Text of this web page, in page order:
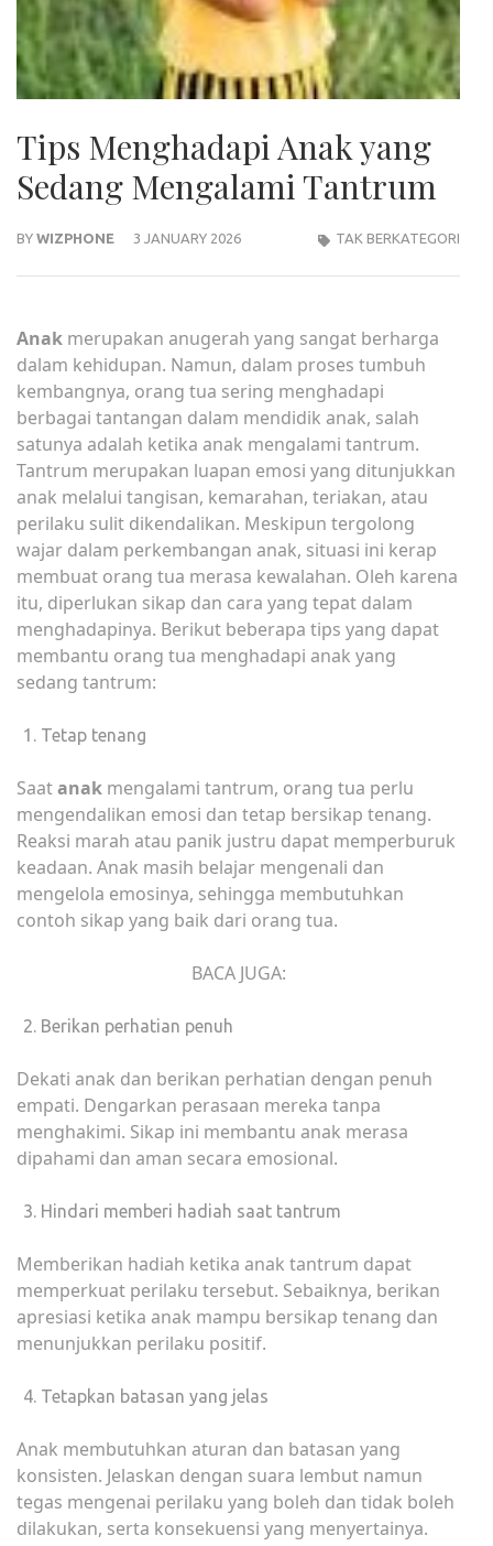
Tips Menghadapi Anak yang
Sedang Mengalami Tantrum
BY WIZPHONE 3 JANUARY 2026 TAK BERKATEGORI
Anak merupakan anugerah yang sangat berharga
dalam kehidupan. Namun, dalam proses tumbuh
kembangnya, orang tua sering menghadapi
berbagai tantangan dalam mendidik anak, salah
satunya adalah ketika anak mengalami tantrum.
Tantrum merupakan luapan emosi yang ditunjukkan
anak melalui tangisan, kemarahan, teriakan, atau
perilaku sulit dikendalikan. Meskipun tergolong
wajar dalam perkembangan anak, situasi ini kerap
membuat orang tua merasa kewalahan. Oleh karena
itu, diperlukan sikap dan cara yang tepat dalam
menghadapinya. Berikut beberapa tips yang dapat
membantu orang tua menghadapi anak yang
sedang tantrum:
Tetap tenang
Saatanak mengalami tantrum, orang tua perlu
mengendalikan emosi dan tetap bersikap tenang.
Reaksi marah atau panik justru dapat memperburuk
keadaan. Anak masih belajar mengenali dan
mengelola emosinya, sehingga membutuhkan
contoh sikap yang baik dari orang tua.
BACA JUGA:
Berikan perhatian penuh
Dekati anak dan berikan perhatian dengan penuh
empati. Dengarkan perasaan mereka tanpa
menghakimi. Sikap ini membantu anak merasa
dipahami dan aman secara emosional.
Hindari memberi hadiah saat tantrum
Memberikan hadiah ketika anak tantrum dapat
memperkuat perilaku tersebut. Sebaiknya, berikan
apresiasi ketika anak mampu bersikap tenang dan
menunjukkan perilaku positif.
Tetapkan batasan yang jelas
Anak membutuhkan aturan dan batasan yang
konsisten. Jelaskan dengan suara lembut namun
tegas mengenai perilaku yang boleh dan tidak boleh
dilakukan, serta konsekuensi yang menyertainya.